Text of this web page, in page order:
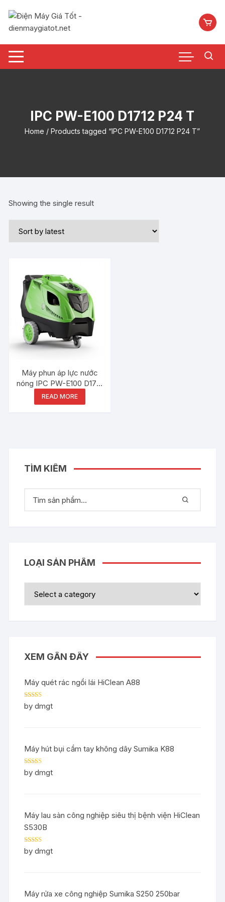
nội
IPC PW-E100 D1712 P24 T
Home / Products tagged “IPC PW-E100 D1712 P24 T”
Showing the single result
Máy phun áp lực nước
nóng IPC PW-E100 D1712
P24 T
READ MORE
TÌM KIẾM
LOẠI SẢN PHẨM
XEM GẦN ĐÂY
Máy quét rác ngồi lái HiClean A88
Rated5out
of 5
by dmgt
Máy hút bụi cầm tay không dây Sumika K88
Rated5out
of 5
by dmgt
Máy lau sàn công nghiệp siêu thị bệnh viện HiClean
S530B
Rated5out
of 5
by dmgt
Máy rửa xe công nghiệp Sumika S250 250bar